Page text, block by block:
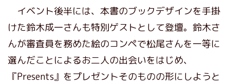
イベント後半には、本書のブックデザインを手掛
けた鈴木成一さんも特別ゲストとして登壇。鈴木さ
んが審査員を務めた絵のコンペで松尾さんを一等に
選んだことによるお二人の出会いをはじめ、
『Presents』をプレゼントそのものの形にしようと